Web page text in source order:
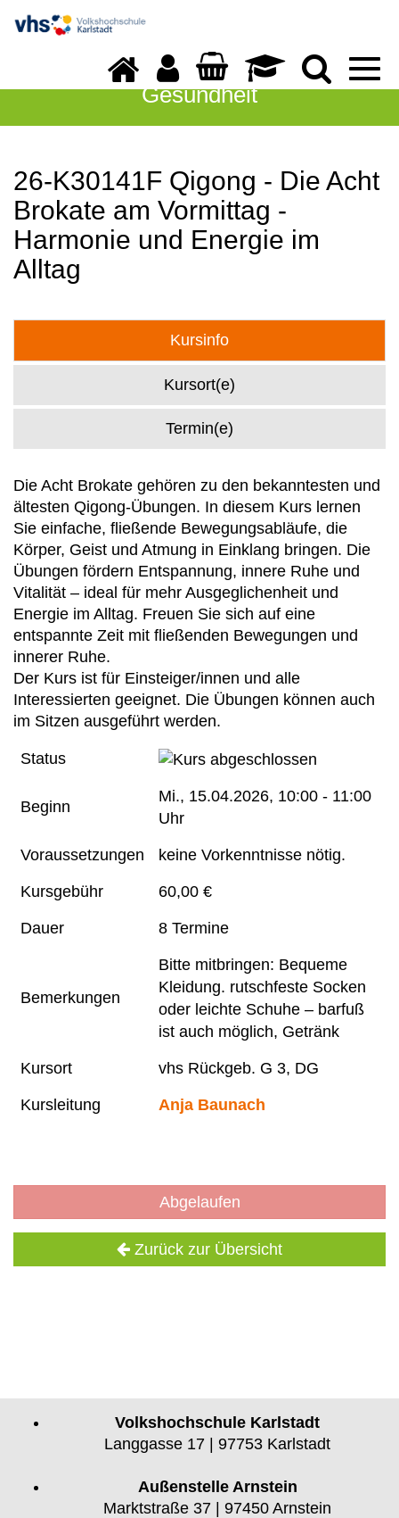
Gesundheit
26-K30141F Qigong - Die Acht
Brokate am Vormittag -
Harmonie und Energie im
Alltag
Kursinfo
Kursort(e)
Termin(e)
Die Acht Brokate gehören zu den bekanntesten und
ältesten Qigong-Übungen. In diesem Kurs lernen
Sie einfache, fließende Bewegungsabläufe, die
Körper, Geist und Atmung in Einklang bringen. Die
Übungen fördern Entspannung, innere Ruhe und
Vitalität – ideal für mehr Ausgeglichenheit und
Energie im Alltag. Freuen Sie sich auf eine
entspannte Zeit mit fließenden Bewegungen und
innerer Ruhe.
Der Kurs ist für Einsteiger/innen und alle
Interessierten geeignet. Die Übungen können auch
im Sitzen ausgeführt werden.
Status
Beginn
Mi., 15.04.2026, 10:00 - 11:00
Uhr
Voraussetzungen keine Vorkenntnisse nötig.
Kursgebühr 60,00 €
Dauer 8 Termine
Bemerkungen
Bitte mitbringen: Bequeme
Kleidung. rutschfeste Socken
oder leichte Schuhe – barfuß
ist auch möglich, Getränk
Kursort vhs Rückgeb. G 3, DG
Kursleitung Anja Baunach
Abgelaufen
Zurück zur Übersicht
Volkshochschule Karlstadt
Langgasse 17 | 97753 Karlstadt
Außenstelle Arnstein
Marktstraße 37 | 97450 Arnstein